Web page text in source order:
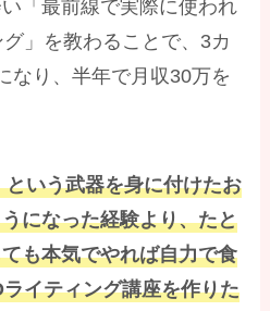
「最前線で実際に使われ
」を教わることで、3カ
なり、半年で月収30万を
いう武器を身に付けたお
になった経験より、たと
も本気でやれば自力で食
イティング講座を作りた